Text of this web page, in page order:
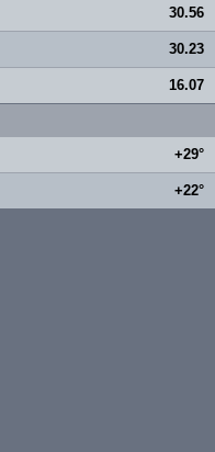
30.56
30.23
16.07
+29°
+22°